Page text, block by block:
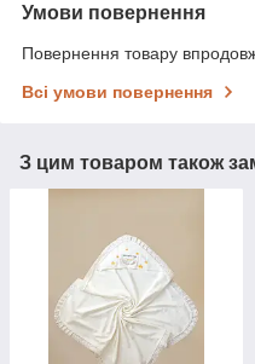
Умови повернення
Повернення товару
Всі умови повернення
З цим товаром також